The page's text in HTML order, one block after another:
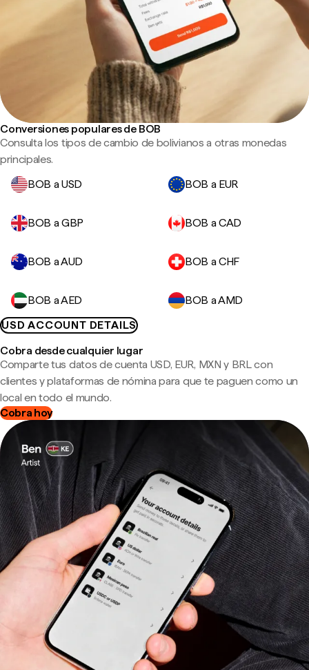
Conversiones populares de BOB
Consulta los tipos de cambio de bolivianos a otras monedas
principales.
BOB a USD
BOB a EUR
BOB a GBP BOB a CAD
BOB a AUD BOB a CHF
BOB a AED
BOB a AMD
USD ACCOUNT DETAILS
Cobra desde cualquier lugar
Comparte tus datos de cuenta USD, EUR, MXN y BRL con
clientes y plataformas de nómina para que te paguen como un
local en todo el mundo.
Cobra hoy